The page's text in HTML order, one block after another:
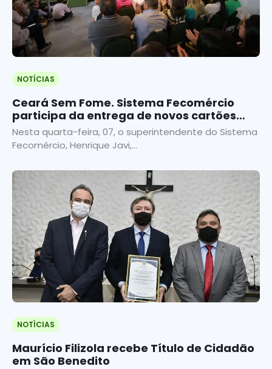
NOTÍCIAS
Ceará Sem Fome. Sistema Fecomércio
participa da entrega de novos cartões
para prefeituras
Nesta quarta-feira, 07, o superintendente do Sistema
Fecomércio, Henrique Javi,...
NOTÍCIAS
Maurício Filizola recebe Título de Cidadão
em São Benedito